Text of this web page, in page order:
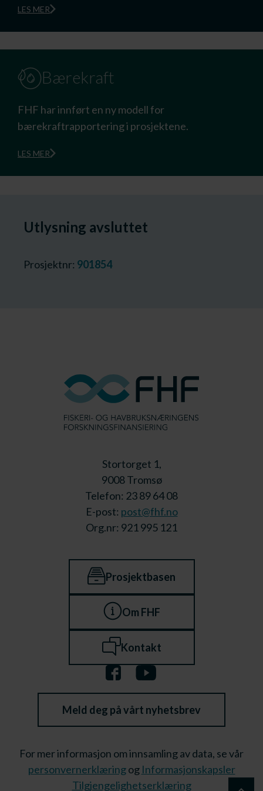
LES MER
Bærekraft
FHF har innført en ny modell for
bærekraftrapportering i prosjektene.
LES MER
Utlysning avsluttet
Prosjektnr: 901854
Stortorget 1,
9008 Tromsø
Telefon: 23 89 64 08
E-post: post@fhf.no
Org.nr: 921 995 121
Prosjektbasen
Om FHF
Kontakt
Meld deg på vårt nyhetsbrev
For mer informasjon om innsamling av data, se vår
personvernerklæringog Informasjonskapsler
Tilgjengelighetserklæring